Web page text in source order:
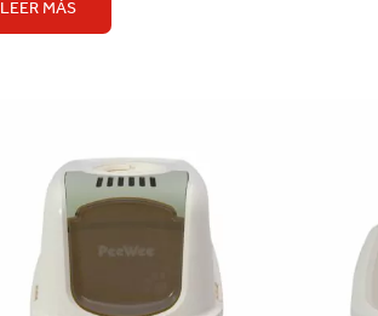
LEER MÁS